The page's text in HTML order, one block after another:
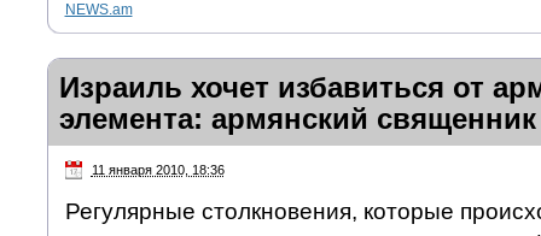
NEWS.am
Израиль хочет избавиться от
элемента: армянский священник
11 января 2010, 18:36
Регулярные столкновения, которые